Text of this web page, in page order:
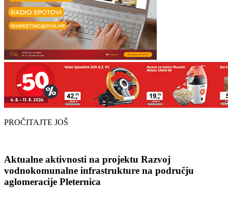
PROČITAJTE JOŠ
Aktualne aktivnosti na projektu Razvoj
vodnokomunalne infrastrukture na području
aglomeracije Pleternica